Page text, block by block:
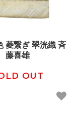
菱繋ぎ 翠洸織 斉
藤喜雄
OUT